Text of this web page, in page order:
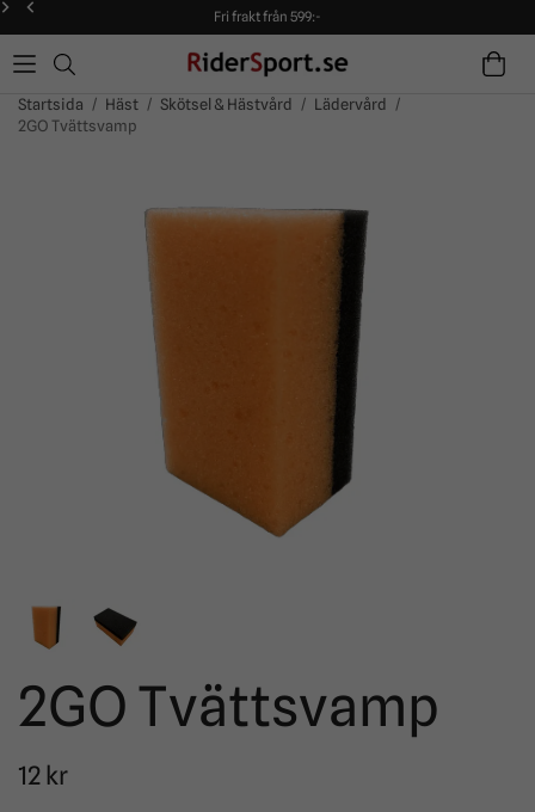
Fri frakt från 599:-
90 dagars öppet köp!
Alltid snabba leveranser!
Fri frakt från 599:-
90 dagars öppet köp!
Startsida / Häst / Skötsel & Hästvård / Lädervård
/
2GO Tvättsvamp
2GO Tvättsvamp
12 kr